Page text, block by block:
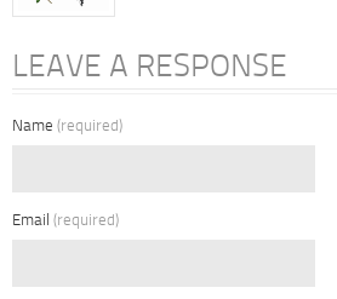
LEAVE A RESPONSE
Name (required)
Email (required)